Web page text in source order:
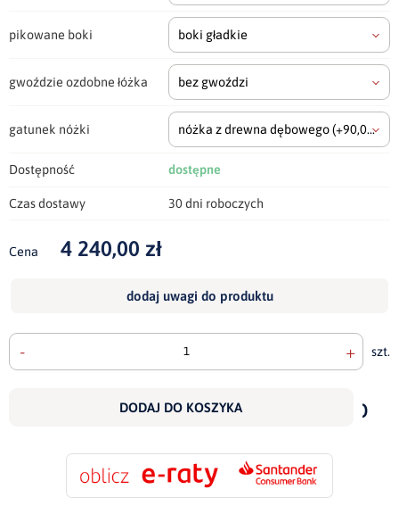
pikowane boki boki gładkie
gwoździe ozdobne łóżka bez gwoździ
gatunek nóżki nóżka z drewna dębowego(+90,00 zł)
Dostępność dostępne
Czas dostawy 30 dni roboczych
Cena 4 240,00 zł
dodaj uwagi do produktu
- + szt.
DODAJ DO KOSZYKA
do